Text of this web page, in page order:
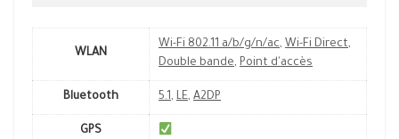
WLAN
Wi-Fi 802.11 a/b/g/n/ac, Wi-Fi Direct,
Double bande, Point d'accès
Bluetooth 5.1, LE, A2DP
GPS